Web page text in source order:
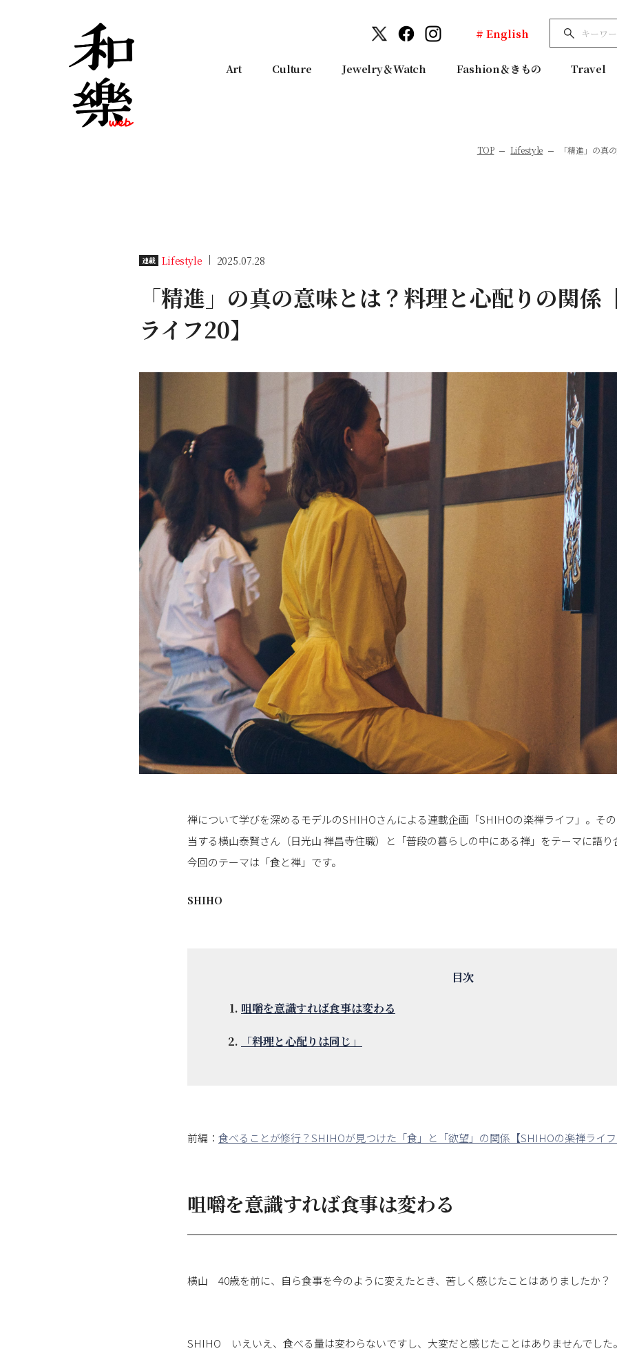
# English
Art Culture Jewelry＆Watch Fashion＆きもの Travel
TOP Lifestyle 「精進」の真
連載 Lifestyle 2025.07.28
「精進」の真の意味とは？料理と心配りの関
ライフ20】
禅について学びを深めるモデルのSHIHOさんによる連載企画「SHIHOの楽禅ライフ」。そ
当する横山泰賢さん（日光山 禅昌寺住職）と「普段の暮らしの中にある禅」をテーマに語
今回のテーマは「食と禅」です。
SHIHO
咀嚼を意識すれば食事は変わる
「料理と心配りは同じ」
前編： 食べることが修行？SHIHOが見つけた「食」と「欲望」の関係【SHIHOの楽禅ライ
咀嚼を意識すれば食事は変わる
横山 40歳を前に、自ら食事を今のように変えたとき、苦しく感じたことはありましたか？
SHIHO いえいえ、食べる量は変わらないですし、大変だと感じたことはありませんでした